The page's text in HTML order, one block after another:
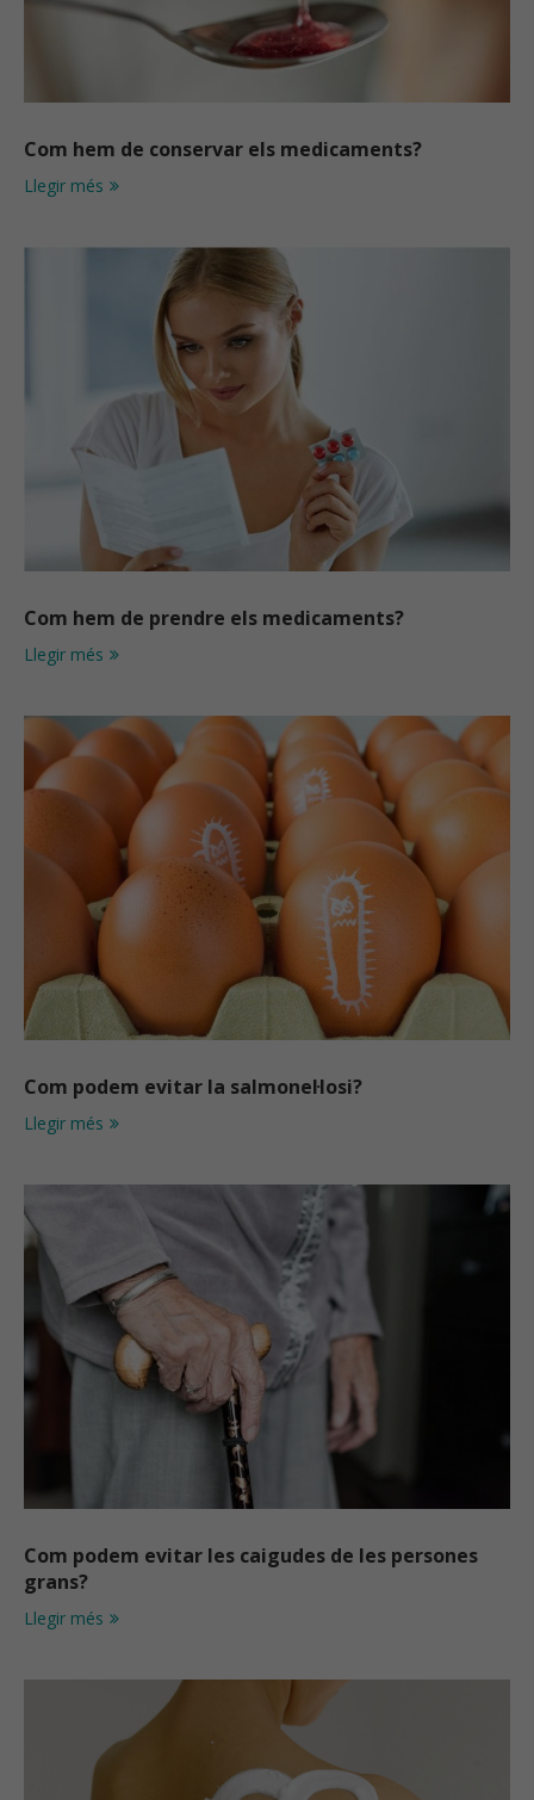
Com hem de conservar els medicaments?
Llegir més
Com hem de prendre els medicaments?
Llegir més
Com podem evitar la salmonel·losi?
Llegir més
Com podem evitar les caigudes de les persones
grans?
Llegir més